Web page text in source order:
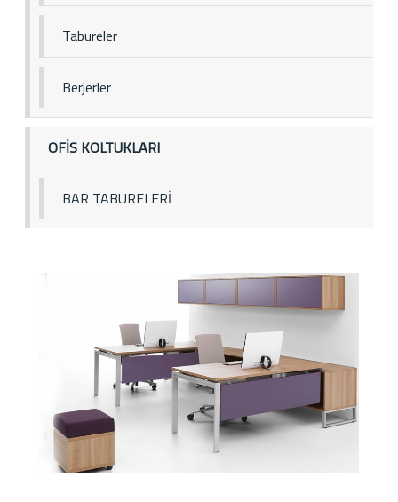
Tabureler
Berjerler
OFİS KOLTUKLARI
BAR TABURELERİ